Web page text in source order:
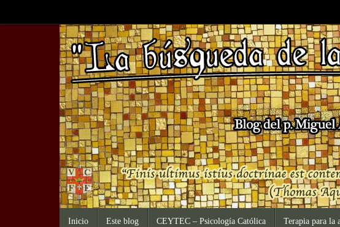
Inicio Este blog CEYTEC – Psicología Católica Terapia para la